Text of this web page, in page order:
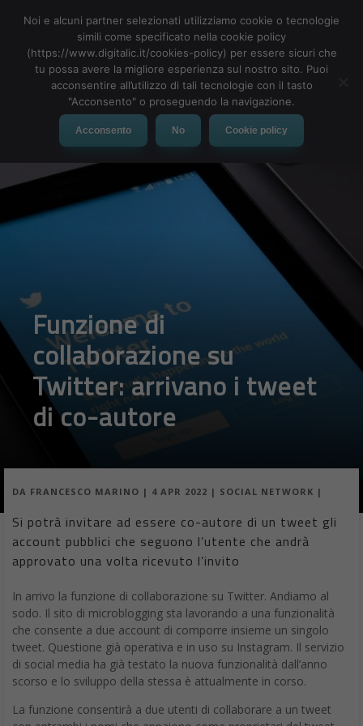
MENU
Funzione di
collaborazione su
Twitter: arrivano i tweet
di co-autore
DA FRANCESCO MARINO | 4 APR 2022 | SOCIAL NETWORK |
Si potrà invitare ad essere co-autore di un tweet gli
account pubblici che seguono l’utente che andrà
approvato una volta ricevuto l’invito
In arrivo la funzione di collaborazione su Twitter. Andiamo al
sodo. Il sito di microblogging sta lavorando a una funzionalità
che consente a due account di comporre insieme un singolo
tweet. Questione già operativa e in uso su Instagram. Il servizio
di social media ha già testato la nuova funzionalità dall’anno
scorso e lo sviluppo della stessa è attualmente in corso.
La funzione consentirà a due utenti di collaborare a un tweet
Noi e alcuni partner selezionati utilizziamo cookie o tecnologie
simili come specificato nella cookie policy
(https://www.digitalic.it/cookies-policy) per essere sicuri che
tu possa avere la migliore esperienza sul nostro sito. Puoi
acconsentire all’utilizzo di tali tecnologie con il tasto
"Acconsento" o proseguendo la navigazione.
Acconsento No Cookie policy